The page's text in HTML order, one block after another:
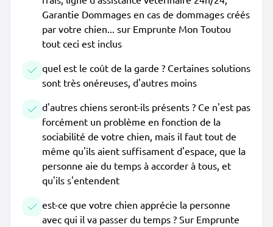
Garantie Dommages en cas de dommages créés
par votre chien... sur Emprunte Mon Toutou
tout ceci est inclus
quel est le coût de la garde ? Certaines solutions
sont très onéreuses, d'autres moins
d'autres chiens seront-ils présents ? Ce n'est pas
forcément un problème en fonction de la
sociabilité de votre chien, mais il faut tout de
même qu'ils aient suffisament d'espace, que la
personne aie du temps à accorder à tous, et
qu'ils s'entendent
est-ce que votre chien apprécie la personne
avec qui il va passer du temps ? Sur Emprunte